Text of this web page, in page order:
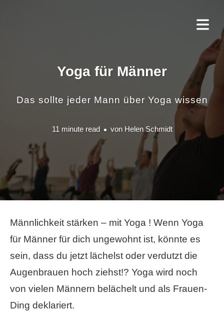
Yoga für Männer
Das sollte jeder Mann über Yoga wissen
11 minute read von Helen Schmidt
Männlichkeit stärken – mit Yoga ! Wenn Yoga
für Männer für dich ungewohnt ist, könnte es
sein, dass du jetzt lächelst oder verdutzt die
Augenbrauen hoch ziehst!? Yoga wird noch
von vielen Männern belächelt und als Frauen-
Ding deklariert.